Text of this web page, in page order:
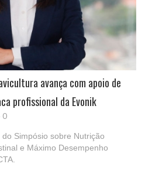
avança com apoio de
profissional da Evonik
0
Simpósio sobre Nutrição
e Máximo Desempenho